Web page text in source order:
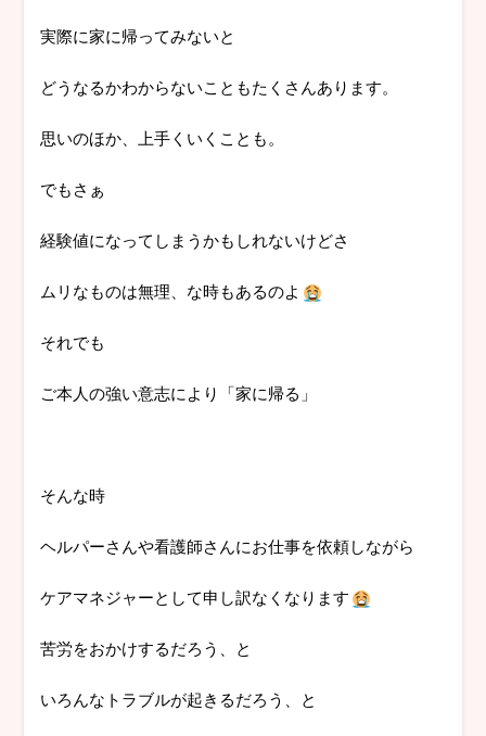
実際に家に帰ってみないと
どうなるかわからないこともたくさんあります。
思いのほか、上手くいくことも。
でもさぁ
経験値になってしまうかもしれないけどさ
ムリなものは無理、な時もあるのよ
それでも
ご本人の強い意志により「家に帰る」
そんな時
ヘルパーさんや看護師さんにお仕事を依頼しながら
ケアマネジャーとして申し訳なくなります
苦労をおかけするだろう、と
いろんなトラブルが起きるだろう、と